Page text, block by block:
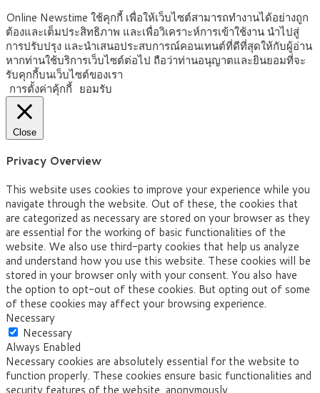
Online Newstime ใช้คุกกี้ เพื่อให้เว็บไซต์สามารถทำงานได้อย่างถูก
ต้องและเต็มประสิทธิภาพ และเพื่อวิเคราะห์การเข้าใช้งาน นำไปสู่
การปรับปรุง และนำเสนอประสบการณ์คอนเทนต์ที่ดีที่สุดให้กับผู้อ่าน
หากท่านใช้บริการเว็บไซต์ต่อไป ถือว่าท่านอนุญาตและยินยอมที่จะ
รับคุกกี้บนเว็บไซต์ของเรา
การตั้งค่าคุ้กกี้ ยอมรับ
Close
Privacy Overview
This website uses cookies to improve your experience while you
navigate through the website. Out of these, the cookies that
are categorized as necessary are stored on your browser as they
are essential for the working of basic functionalities of the
website. We also use third-party cookies that help us analyze
and understand how you use this website. These cookies will be
stored in your browser only with your consent. You also have
the option to opt-out of these cookies. But opting out of some
of these cookies may affect your browsing experience.
Necessary
Necessary
Always Enabled
Necessary cookies are absolutely essential for the website to
function properly. These cookies ensure basic functionalities and
security features of the website, anonymously.